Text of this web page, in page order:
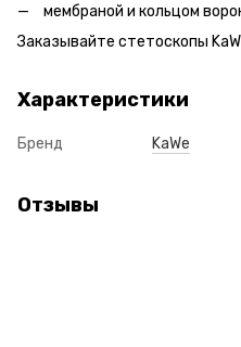
мембраной и кольцом
Заказывайте стетоскопы
Характеристики
Бренд KaWe
Отзывы